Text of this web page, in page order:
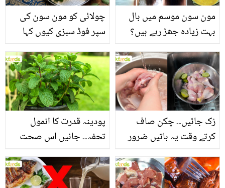
چولائی کو مون سون کی
سپر فوڈ سبزی کیوں کہا
منرلز اور اینٹی آکسیڈنٹس
سے بھرپور اس سبزی کے
فائدے
مون سون موسم میں بال
بہت زیادہ جھڑ رہے ہیں؟
بنانے کے چند قدرتی طریقے
پودینہ قدرت کا انمول
تحفہ۔۔ جانیں اس صحت
انگیز طبی فوائد
رُک جائیں۔۔ چکن صاف
کرتے وقت یہ باتیں ضرور